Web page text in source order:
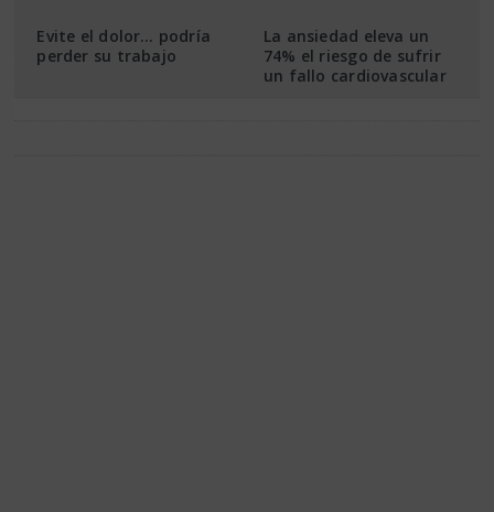
Evite el dolor… podrí­­a
perder su trabajo
La ansiedad eleva un
74% el riesgo de sufrir
un fallo cardiovascular